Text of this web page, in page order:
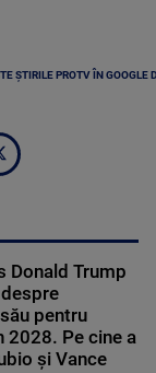
ȘTIRILE PROTV ÎN GOOGLE
Donald Trump
pentru
2028. Pe cine a
și Vance